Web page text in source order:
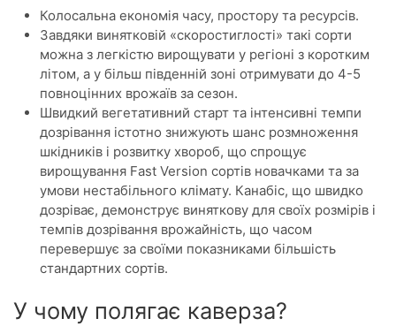
Колосальна економія часу, простору та ресурсів.
Завдяки винятковій «скоростиглості» такі сорти
можна з легкістю вирощувати у регіоні з коротким
літом, а у більш південній зоні отримувати до 4-5
повноцінних врожаїв за сезон.
Швидкий вегетативний старт та інтенсивні темпи
дозрівання істотно знижують шанс розмноження
шкідників і розвитку хвороб, що спрощує
вирощування Fast Version сортів новачками та за
умови нестабільного клімату. Канабіс, що швидко
дозріває, демонструє виняткову для своїх розмірів і
темпів дозрівання врожайність, що часом
перевершує за своїми показниками більшість
стандартних сортів.
У чому полягає каверза?